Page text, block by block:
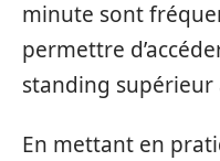
minute sont
permettre
standing
En mettant en